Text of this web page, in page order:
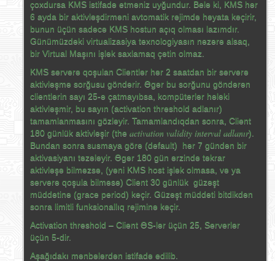
çoxdursa KMS istifadə etməniz uyğundur. Belə ki, KMS hər
6 ayda bir aktivləşdirməni avtomatik rejimdə həyata keçirir,
bunun üçün sadəcə KMS hostun açıq olması lazımdır.
Günümüzdəki virtualizasiya texnologiyasın nəzərə alsaq,
bir Virtual Maşını işlək saxlamaq çətin olmaz.
KMS serverə qoşulan Clientlər hər 2 saatdan bir serverə
aktivləşmə sorğusu göndərir. Əgər bu sorğunu göndərən
clientlərin sayı 25-ə çatmayıbsa, kompüterlər hələki
aktivləşmir, bu sayın (activation threshold adlanır)
tamamlanmasını gözləyir. Tamamlandıqdan sonra, Client
180 günlük aktivləşir (the activation validity interval adlanır).
Bundan sonra susmaya görə (default) hər 7 gündən bir
aktivasiyanı təzələyir. Əgər 180 gün ərzində təkrar
aktivləşə bilməzsə, (yəni KMS host işlək olmasa, və ya
serverə qoşula bilməsə) Client 30 günlük güzəşt
müddətinə (grace period) keçir. Güzəşt müddəti bitdikdən
sonra limitli funksionallıq rejiminə keçir.
Activation threshold – Client ƏS-lər üçün 25, Serverlər
üçün 5-dir.
Aşağıdakı mənbələrdən istifadə edilib.